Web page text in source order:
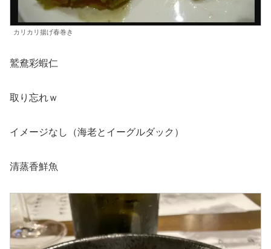
カリカリ揚げ春巻き
鷲鴦彩蝦仁
取り忘れｗ
イメージなし（海老とイーグルダック）
清蒸香鮮魚